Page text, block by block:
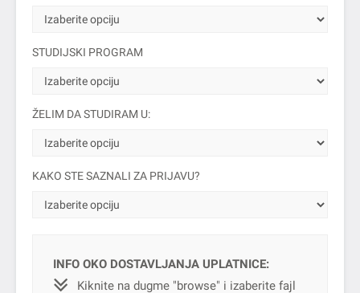
STUDIJSKI PROGRAM
ŽELIM DA STUDIRAM U:
KAKO STE SAZNALI ZA PRIJAVU?
INFO OKO DOSTAVLJANJA UPLATNICE:
Kiknite na dugme "browse" i izaberite fajl